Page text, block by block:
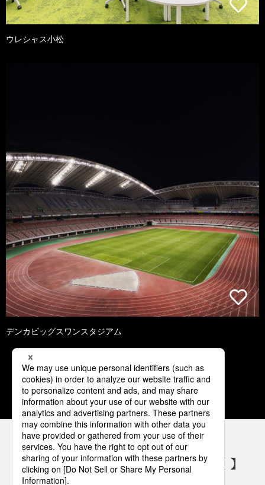
ウレシャス小松
デンカビッグスワンスタジアム
1 2 3 4 5
パナソニックの電気設備 SNSアカウント